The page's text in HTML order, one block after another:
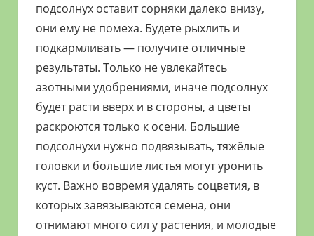
подсолнух оставит сорняки далеко внизу,
они ему не помеха. Будете рыхлить и
подкармливать — получите отличные
результаты. Только не увлекайтесь
азотными удобрениями, иначе подсолнух
будет расти вверх и в стороны, а цветы
раскроются только к осени. Большие
подсолнухи нужно подвязывать, тяжёлые
головки и большие листья могут уронить
куст. Важно вовремя удалять соцветия, в
которых завязываются семена, они
отнимают много сил у растения, и молодые